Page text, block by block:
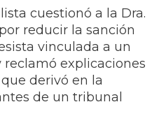
cuestionó a la Dra.
reducir la sanción
vinculada a un
reclamó explicaciones
derivó en la
de un tribunal